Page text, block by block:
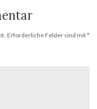
Erforderliche Felder sind mit*